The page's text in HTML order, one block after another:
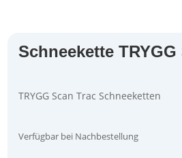
Schneekette TRYGG
TRYGG Scan Trac Schneeketten
Verfügbar bei Nachbestellung